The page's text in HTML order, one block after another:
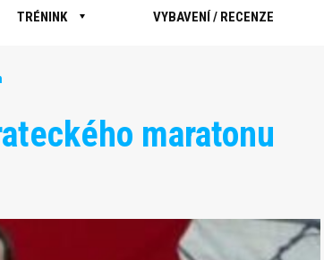
TRÉNINK VYBAVENÍ / RECENZE
maratonu